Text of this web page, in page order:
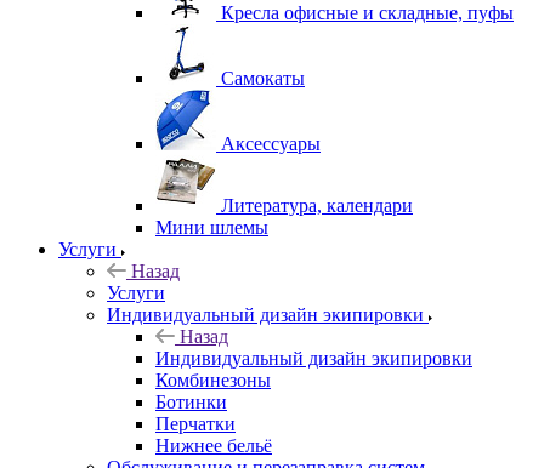
Кресла офисные и складные, пуфы
Самокаты
Аксессуары
Литература, календари
Мини шлемы
Услуги
Назад
Услуги
Индивидуальный дизайн экипировки
Назад
Индивидуальный дизайн экипировки
Комбинезоны
Ботинки
Перчатки
Нижнее бельё